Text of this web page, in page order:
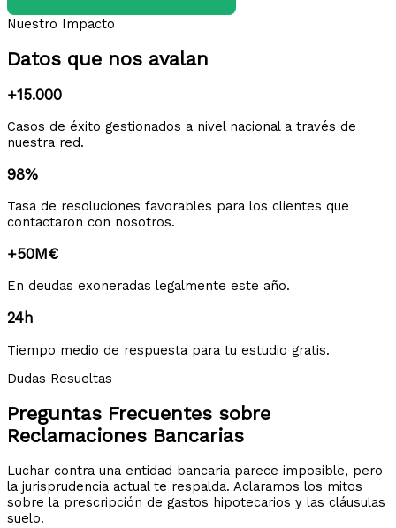
Nuestro Impacto
Datos que nos avalan
+15.000
Casos de éxito gestionados a nivel nacional a través de
nuestra red.
98%
Tasa de resoluciones favorables para los clientes que
contactaron con nosotros.
+50M€
En deudas exoneradas legalmente este año.
24h
Tiempo medio de respuesta para tu estudio gratis.
Dudas Resueltas
Preguntas Frecuentes sobre
Reclamaciones Bancarias
Luchar contra una entidad bancaria parece imposible, pero
la jurisprudencia actual te respalda. Aclaramos los mitos
sobre la prescripción de gastos hipotecarios y las cláusulas
suelo.